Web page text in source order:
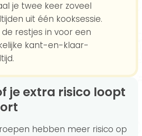
je twee keer zoveel
uit één kooksessie.
de restjes in voor een
kant-en-klaar-
hebben meer risico op